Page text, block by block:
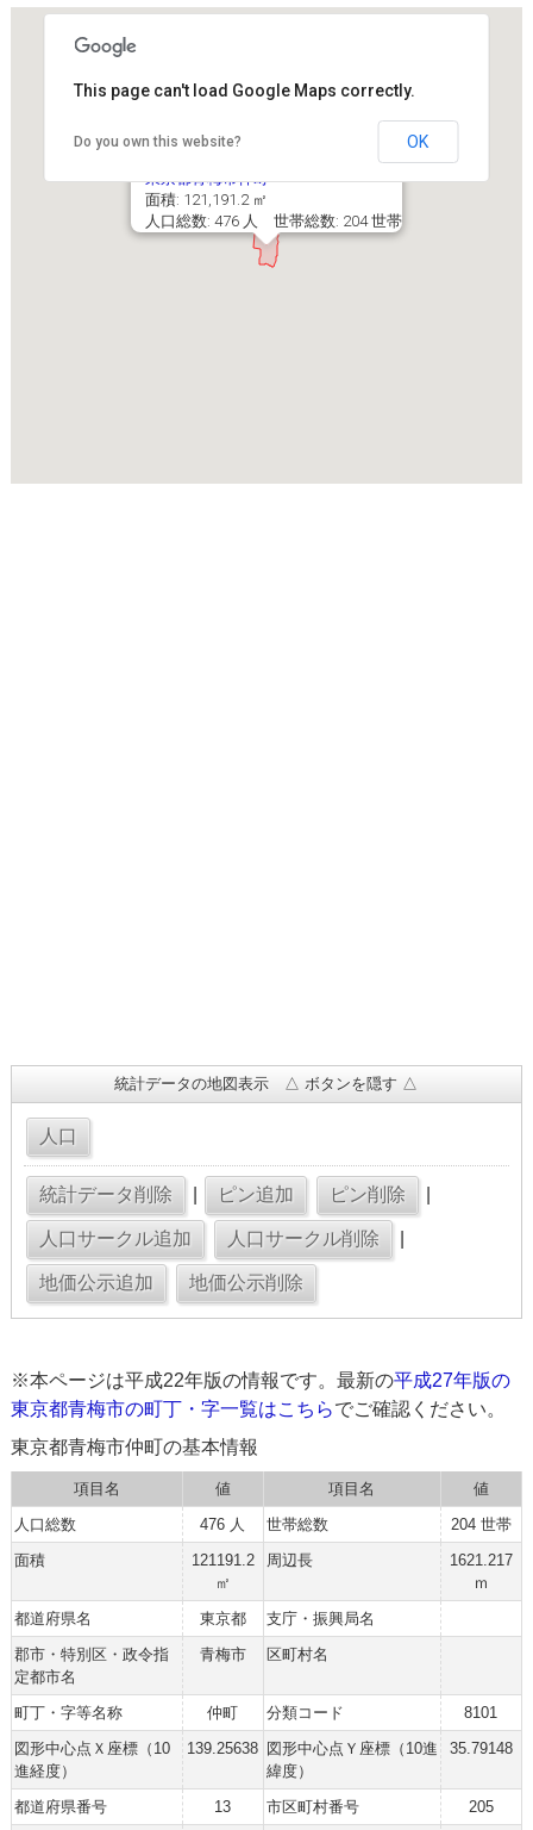
東京都青梅市仲町
面積: 121,191.2 ㎡
人口総数: 476 人 世帯総数: 204 世帯
This page can't load Google Maps correctly.
Do you own this website? OK
統計データの地図表示 △ ボタンを隠す △
※本ページは平成22年版の情報です。最新の平成27年版の
東京都青梅市の町丁・字一覧はこちらでご確認ください。
東京都青梅市仲町の基本情報
項目名 値 項目名
値
人口総数
476 人 世帯総数
204 世帯
面積
121191.2
㎡
周辺長
1621.217
ｍ
都道府県名
東京都
支庁・振興局名
郡市・特別区・政令指
定都市名
青梅市 区町村名
町丁・字等名称 仲町 分類コード
8101
図形中心点Ｘ座標（10
進経度）
139.25638 図形中心点Ｙ座標（10進
緯度）
35.79148
都道府県番号 13 市区町村番号 205